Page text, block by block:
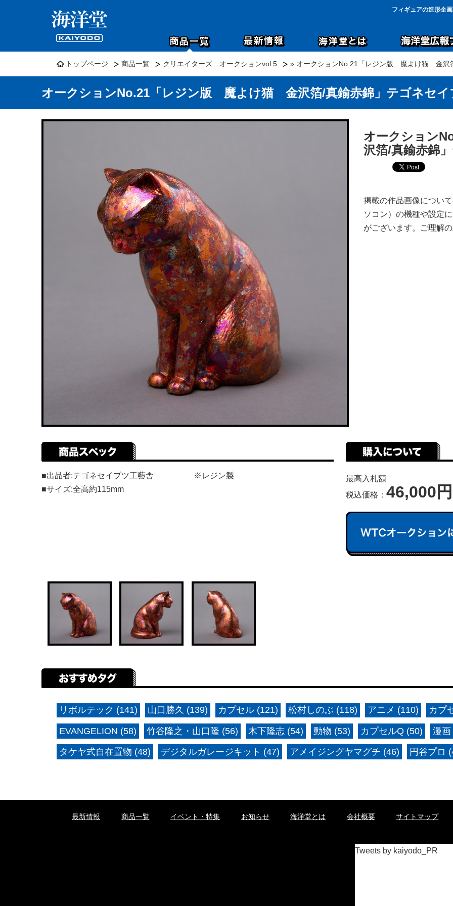
フィギュアの造形企
トップページ 商品一覧 クリエイターズ オークションvol.5 » オークションNo.21「レジン版 魔よけ猫 金沢
オークションNo.21「レジン版 魔よけ猫 金沢箔/真鍮赤錦」テゴネセイ
オークション
沢箔/真鍮赤錦
掲載の作品画像につい
ソコン）の機種や設定
がございます。ご理解
■出品者:テゴネセイブツ工藝舎
■サイズ:全高約115mm
※レジン製
最高入札額
税込価格： 46,000円
リボルテック (141) 山口勝久 (139) カプセル (121) 松村しのぶ (118) アニメ (110) カプ
EVANGELION (58) 竹谷隆之・山口隆 (56) 木下隆志 (54) 動物 (53) カプセルQ (50) 漫画
タケヤ式自在置物 (48) デジタルガレージキット (47) アメイジングヤマグチ (46) 円谷プロ
最新情報 商品一覧 イベント・特集 お知らせ 海洋堂とは 会社概要 サイトマップ
Tweets by kaiyodo_PR